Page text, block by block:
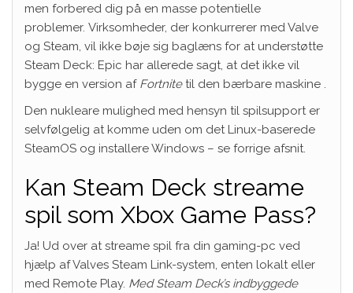
men forbered dig på en masse potentielle
problemer. Virksomheder, der konkurrerer med Valve
og Steam, vil ikke bøje sig baglæns for at understøtte
Steam Deck: Epic har allerede sagt, at det ikke vil
bygge en version af Fortnitetil den bærbare maskine .
Den nukleare mulighed med hensyn til spilsupport er
selvfølgelig at komme uden om det Linux-baserede
SteamOS og installere Windows – se forrige afsnit.
Kan Steam Deck streame
spil som Xbox Game Pass?
Ja! Ud over at streame spil fra din gaming-pc ved
hjælp af Valves Steam Link-system, enten lokalt eller
med Remote Play. Med Steam Deck’s indbyggede